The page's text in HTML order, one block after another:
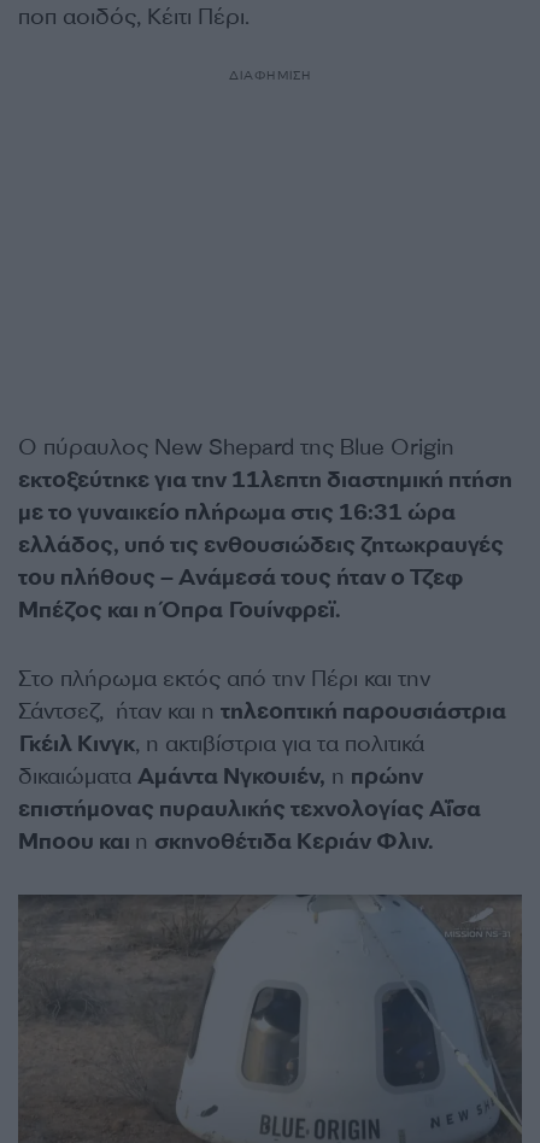
ποπ αοιδός, Κέιτι Πέρι.
ΔΙΑΦΗΜΙΣΗ
Ο πύραυλος New Shepard της Blue Origin
εκτοξεύτηκε για την 11λεπτη διαστημική πτήση
με το γυναικείο πλήρωμα στις 16:31 ώρα
ελλάδος, υπό τις ενθουσιώδεις ζητωκραυγές
του πλήθους – Ανάμεσά τους ήταν ο Τζεφ
Μπέζος και η Όπρα Γουίνφρεϊ.
Στο πλήρωμα εκτός από την Πέρι και την
Σάντσεζ, ήταν και η τηλεοπτική παρουσιάστρια
Γκέιλ Κινγκ, η ακτιβίστρια για τα πολιτικά
δικαιώματα Αμάντα Νγκουιέν, η πρώην
επιστήμονας πυραυλικής τεχνολογίας Αΐσα
Μποου και η σκηνοθέτιδα Κεριάν Φλιν.